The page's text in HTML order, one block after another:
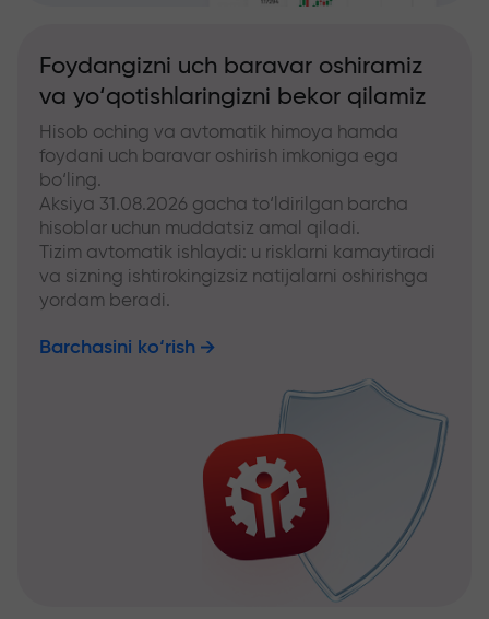
Foydangizni uch baravar oshiramiz
va yo‘qotishlaringizni bekor qilamiz
Hisob oching va avtomatik himoya hamda
foydani uch baravar oshirish imkoniga ega
bo‘ling.
Aksiya 31.08.2026 gacha to‘ldirilgan barcha
hisoblar uchun muddatsiz amal qiladi.
Tizim avtomatik ishlaydi: u risklarni kamaytiradi
va sizning ishtirokingizsiz natijalarni oshirishga
yordam beradi.
Barchasini ko‘rish